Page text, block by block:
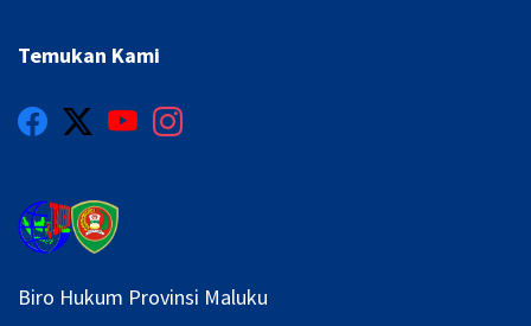
Temukan Kami
Biro Hukum Provinsi Maluku